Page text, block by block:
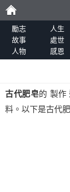
勵
志
勵志 人生
故事
處世
人物
感恩
古代肥皂的 製作
料。以下是古代